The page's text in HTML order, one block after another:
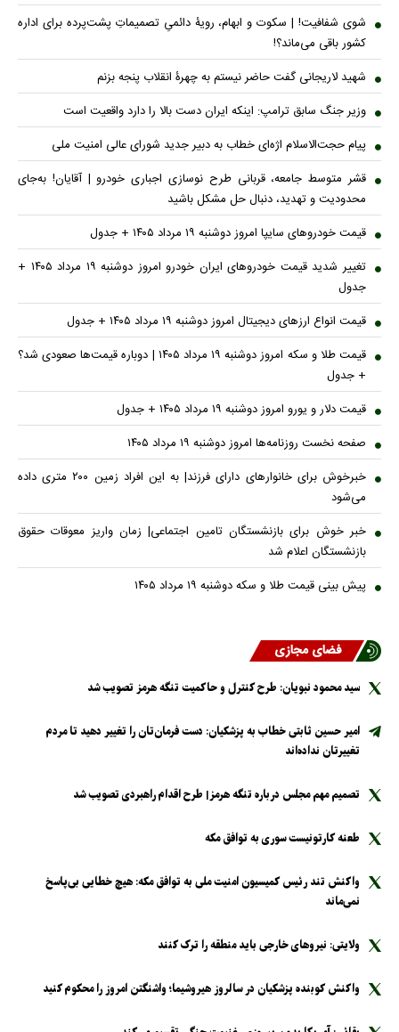
شوی شفافیت! | سکوت و ابهام، رویۀ دائمیِ تصمیماتِ پشت‌پرده برای اداره
کشور باقی می‌ماند؟!
شهید لاریجانی گفت حاضر نیستم به چهرۀ انقلاب پنجه بزنم
وزیر جنگ سابق ترامپ: اینکه ایران دست بالا را دارد واقعیت است
پیام حجت‌الاسلام اژه‌ای خطاب به دبیر جدید شورای عالی امنیت ملی
قشر متوسط جامعه، قربانی طرح نوسازی اجباری خودرو | آقایان! به‌جای
محدودیت و تهدید، دنبال حل مشکل باشید
قیمت خودرو‌های سایپا امروز دوشنبه ۱۹ مرداد ۱۴۰۵ + جدول
تغییر شدید قیمت خودرو‌های ایران خودرو امروز دوشنبه ۱۹ مرداد ۱۴۰۵ +
جدول
قیمت انواع ارز‌های دیجیتال امروز دوشنبه ۱۹ مرداد ۱۴۰۵ + جدول
قیمت طلا و سکه امروز دوشنبه ۱۹ مرداد ۱۴۰۵ | دوباره قیمت‌ها صعودی شد؟
+ جدول
قیمت دلار و یورو امروز دوشنبه ۱۹ مرداد ۱۴۰۵ + جدول
صفحه نخست روزنامه‌ها امروز دوشنبه ۱۹ مرداد ۱۴۰۵
خبرخوش برای خانوارهای دارای فرزند| به این افراد زمین ۲۰۰ متری داده
می‌شود
خبر خوش برای بازنشستگان تامین اجتماعی| زمان واریز معوقات حقوق
بازنشستگان اعلام شد
پیش بینی قیمت طلا و سکه دوشنبه ۱۹ مرداد ۱۴۰۵
فضای مجازی
سید محمود نبویان: طرح کنترل و حاکمیت تنگه هرمز تصویب شد
امیر حسین ثابتی خطاب به پزشکیان: دست فرمان‌تان را تغییر دهید تا مردم
تغییرتان نداده‌اند
تصمیم مهم مجلس درباره تنگه هرمز| طرح اقدام راهبردی تصویب شد
طعنه کارتونیست سوری به توافق مکه
واکنش تند رئیس کمیسیون امنیت ملی به توافق مکه: هیچ خطایی بی‌پاسخ
نمی‌ماند
ولایتی: نیرو‌های خارجی باید منطقه را ترک کنند
واکنش کوبنده پزشکیان در سالروز هیروشیما؛ واشنگتن امروز را محکوم کنید